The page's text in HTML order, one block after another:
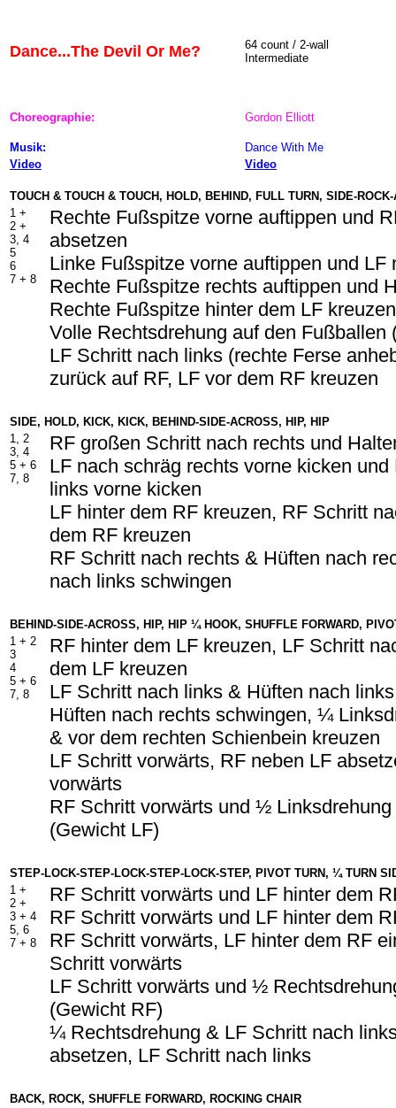
Dance...The Devil Or Me? 64 count / 2-wall
Intermediate
Choreographie: Gordon Elliott
Musik:
Dance With Me
Video
Video
TOUCH & TOUCH & TOUCH, HOLD, BEHIND, FULL TURN, SIDE-
1 +
2 +
3, 4
5
6
7 + 8
Rechte Fußspitze vorne auftippen und
absetzen
Linke Fußspitze vorne auftippen und LF
Rechte Fußspitze rechts auftippen und
Rechte Fußspitze hinter dem LF
Volle Rechtsdrehung auf den Fußballen
LF Schritt nach links (rechte Ferse
zurück auf RF, LF vor dem RF kreuzen
SIDE, HOLD, KICK, KICK, BEHIND-SIDE-ACROSS, HIP, HIP
1, 2
3, 4
5 + 6
7, 8
RF großen Schritt nach rechts und
LF nach schräg rechts vorne kicken und
links vorne kicken
LF hinter dem RF kreuzen, RF Schritt
dem RF kreuzen
RF Schritt nach rechts & Hüften nach
nach links schwingen
BEHIND-SIDE-ACROSS, HIP, HIP ¼ HOOK, SHUFFLE FORWARD,
1 + 2
3
4
5 + 6
7, 8
RF hinter dem LF kreuzen, LF Schritt
dem LF kreuzen
LF Schritt nach links & Hüften nach
Hüften nach rechts schwingen, ¼
& vor dem rechten Schienbein kreuzen
LF Schritt vorwärts, RF neben LF
vorwärts
RF Schritt vorwärts und ½
(Gewicht LF)
STEP-LOCK-STEP-LOCK-STEP-LOCK-STEP, PIVOT TURN, ¼ TURN
1 +
2 +
3 + 4
5, 6
7 + 8
RF Schritt vorwärts und LF hinter dem
RF Schritt vorwärts und LF hinter dem
RF Schritt vorwärts, LF hinter dem RF
Schritt vorwärts
LF Schritt vorwärts und ½
(Gewicht RF)
¼ Rechtsdrehung & LF Schritt nach
absetzen, LF Schritt nach links
BACK, ROCK, SHUFFLE FORWARD, ROCKING CHAIR